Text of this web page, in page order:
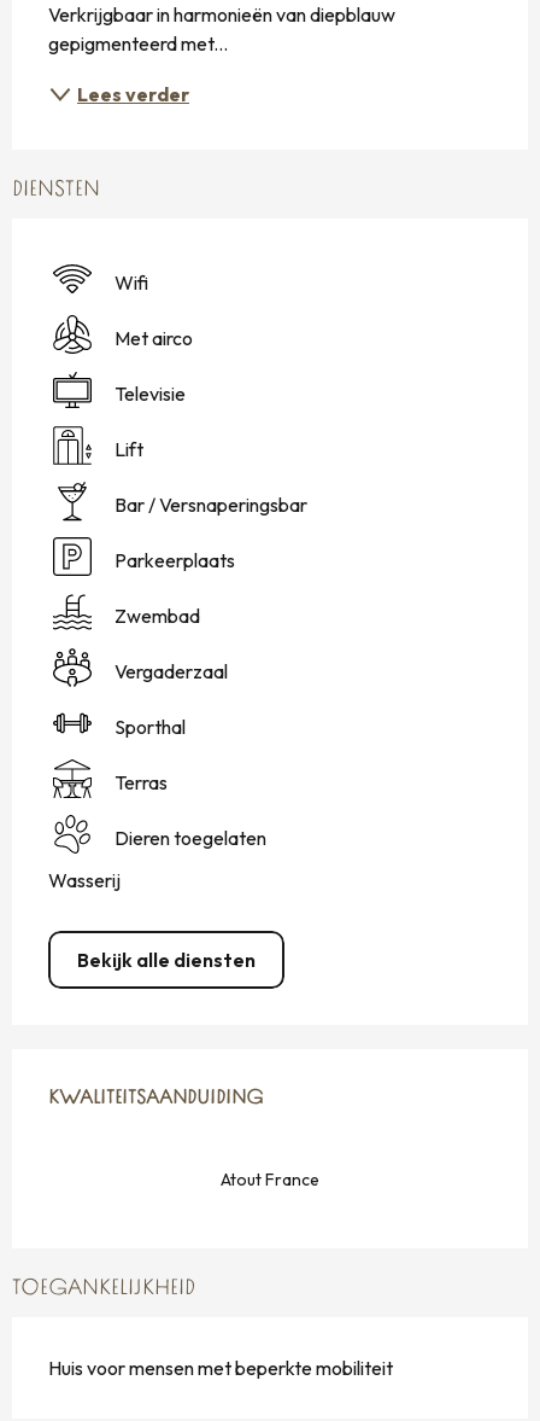
Verkrijgbaar in harmonieën van diepblauw
gepigmenteerd met...
Lees verder
DIENSTEN
Wifi
Met airco
Televisie
Lift
Bar / Versnaperingsbar
Parkeerplaats
Zwembad
Vergaderzaal
Sporthal
Terras
Dieren toegelaten
Wasserij
Bekijk alle diensten
KWALITEITSAANDUIDING
KWALITEITSAANDUIDING
Atout France
TOEGANKELIJKHEID
Huis voor mensen met beperkte mobiliteit